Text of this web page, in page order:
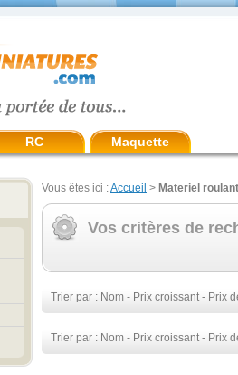
RC Maquette
Vous êtes ici :Accueil > Materiel roulant
Vos critères de
Trier par : Nom - Prix croissant- Prix
Trier par : Nom - Prix croissant- Prix